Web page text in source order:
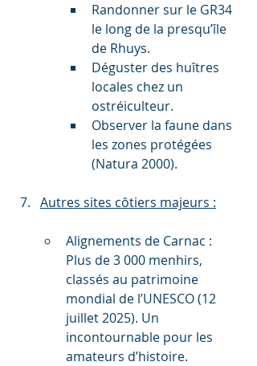
Randonner sur le GR34
le long de la presqu’île
de Rhuys.
Déguster des huîtres
locales chez un
ostréiculteur.
Observer la faune dans
les zones protégées
(Natura 2000).
Autres sites côtiers majeurs :
Alignements de Carnac :
Plus de 3 000 menhirs,
classés au patrimoine
mondial de l’UNESCO (12
juillet 2025). Un
incontournable pour les
amateurs d’histoire.